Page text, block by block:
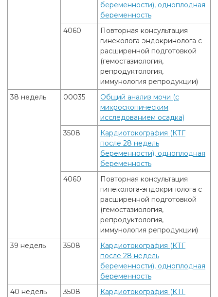
беременности), одноплодная
беременность
4060
Повторная консультация
гинеколога-эндокринолога с
расширенной подготовкой
(гемостазиология,
репродуктология,
иммунология репродукции)
38 недель
00035
Общий анализ мочи (с
микроскопическим
исследованием осадка)
3508
Кардиотокография (КТГ
после 28 недель
беременности), одноплодная
беременность
4060
Повторная консультация
гинеколога-эндокринолога с
расширенной подготовкой
(гемостазиология,
репродуктология,
иммунология репродукции)
39 недель
3508
Кардиотокография (КТГ
после 28 недель
беременности), одноплодная
беременность
40 недель
3508
Кардиотокография (КТГ